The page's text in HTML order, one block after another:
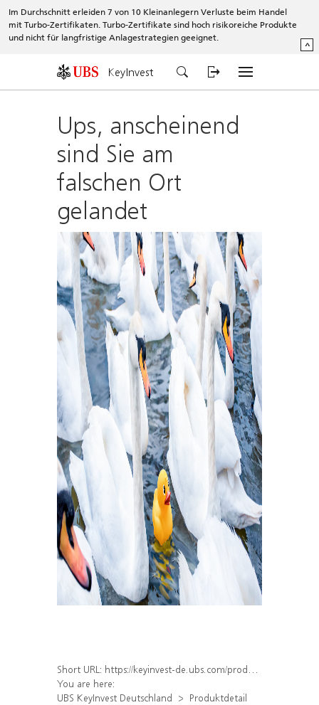
Im Durchschnitt erleiden 7 von 10 Kleinanlegern Verluste beim Handel
mit Turbo-Zertifikaten. Turbo-Zertifikate sind hoch risikoreiche Produkte
und nicht für langfristige Anlagestrategien geeignet.
^
KeyInvest
Ups, anscheinend
sind Sie am
falschen Ort
gelandet
Short URL: https://keyinvest-de.ubs.com/produkt/detail/index/isin/DE000WA5W9K7
You are here:
UBS KeyInvest Deutschland
Produktdetail